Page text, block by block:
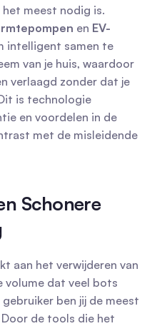
meest nodig is.
en EV-
intelligent samen te
van je huis, waardoor
verlaagd zonder dat je
is technologie
en voordelen in de
met de misleidende
Schonere
aan het verwijderen van
volume dat veel bots
ben jij de meest
de tools die het